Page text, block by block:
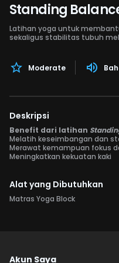
Standing
Latihan yoga untuk
sekaligus stabilitas tubuh
Moderate
Deskripsi
Benefit dari latihan
Melatih keseimbangan dan
Merawat kemampuan fokus
Meningkatkan kekuatan kaki
Alat yang Dibutuhkan
Matras Yoga Block
Akun Saya